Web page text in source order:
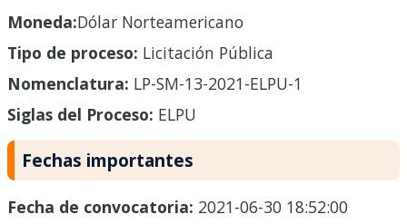
Moneda:Dólar Norteamericano
Tipo de proceso: Licitación Pública
Nomenclatura: LP-SM-13-2021-ELPU-1
Siglas del Proceso: ELPU
Fechas importantes
Fecha de convocatoria: 2021-06-30 18:52:00